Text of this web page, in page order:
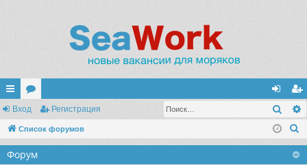
с
ы
лк
ор
ум
хо
д
ег
ис
тр
Вход Регистрация
Список форумов
Форум